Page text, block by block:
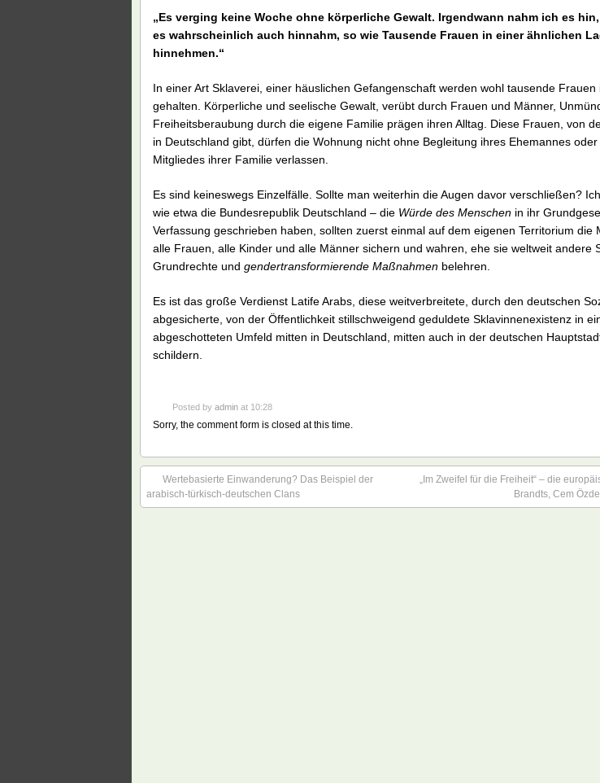
„Es verging keine Woche ohne körperliche Gewalt. Irgendwann nahm ich es
es wahrscheinlich auch hinnahm, so wie Tausende Frauen in einer ähnlichen
hinnehmen.“
In einer Art Sklaverei, einer häuslichen Gefangenschaft werden wohl tausende Frauen
gehalten. Körperliche und seelische Gewalt, verübt durch Frauen und Männer,
Freiheitsberaubung durch die eigene Familie prägen ihren Alltag. Diese Frauen, von
in Deutschland gibt, dürfen die Wohnung nicht ohne Begleitung ihres Ehemannes
Mitgliedes ihrer Familie verlassen.
Es sind keineswegs Einzelfälle. Sollte man weiterhin die Augen davor verschließen?
wie etwa die Bundesrepublik Deutschland – die Würde des Menschen in ihr
Verfassung geschrieben haben, sollten zuerst einmal auf dem eigenen Territorium die
alle Frauen, alle Kinder und alle Männer sichern und wahren, ehe sie weltweit andere
Grundrechte und gendertransformierende Maßnahmen belehren.
Es ist das große Verdienst Latife Arabs, diese weitverbreitete, durch den deutschen
abgesicherte, von der Öffentlichkeit stillschweigend geduldete Sklavinnenexistenz in
abgeschotteten Umfeld mitten in Deutschland, mitten auch in der deutschen
schildern.
Posted by admin at 10:28
Sorry, the comment form is closed at this time.
Wertebasierte Einwanderung? Das Beispiel der
arabisch-türkisch-deutschen Clans
„Im Zweifel für die Freiheit“ – die
Brandts, Cem